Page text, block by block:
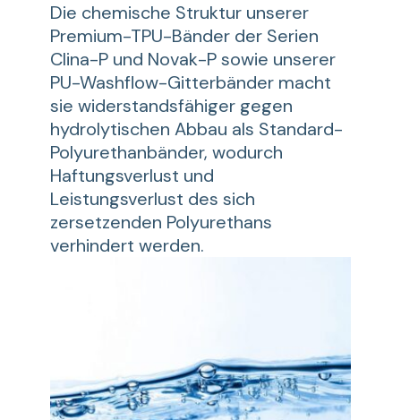
Die chemische Struktur unserer
Premium-TPU-Bänder der Serien
Clina-P und Novak-P sowie unserer
PU-Washflow-Gitterbänder macht
sie widerstandsfähiger gegen
hydrolytischen Abbau als Standard-
Polyurethanbänder, wodurch
Haftungsverlust und
Leistungsverlust des sich
zersetzenden Polyurethans
verhindert werden.